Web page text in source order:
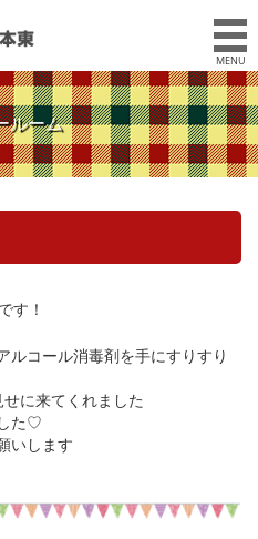
MENU
ルーム
です！
ルコール消毒剤を手にすりすり
せに来てくれました
た♡
いします